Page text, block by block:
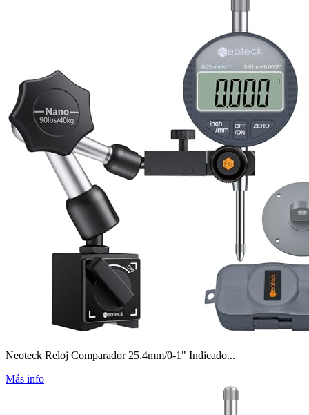
Neoteck Reloj Comparador 25.4mm/0-1" Indicado...
Más info